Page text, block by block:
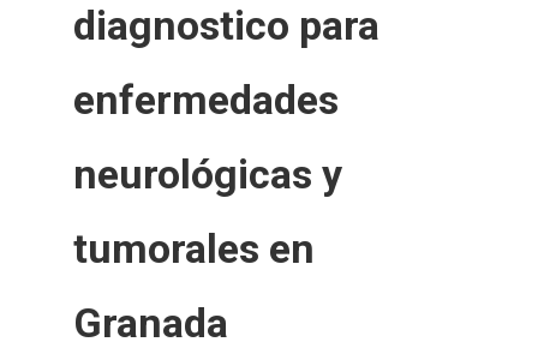
diagnostico para
enfermedades
neurológicas y
tumorales en
Granada